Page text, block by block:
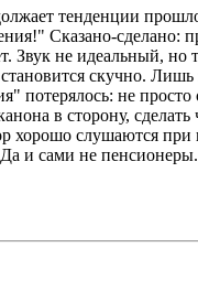
тенденции
Сказано-
Звук не идеальный,
скучно.
потерялось: не
в сторону,
слушаются при
и сами не